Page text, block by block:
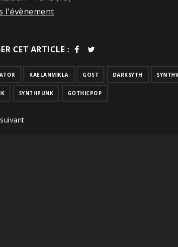
l'évènement
CET ARTICLE :
KAELANMIKLA GOST DARKSYTH
SYNTHPUNK GOTHICPOP